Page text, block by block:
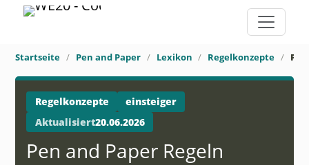
Startseite Pen and Paper Lexikon Regelkonzepte
Regelkonzepte
einsteiger
Aktualisiert20.06.2026
Pen and Paper Regeln